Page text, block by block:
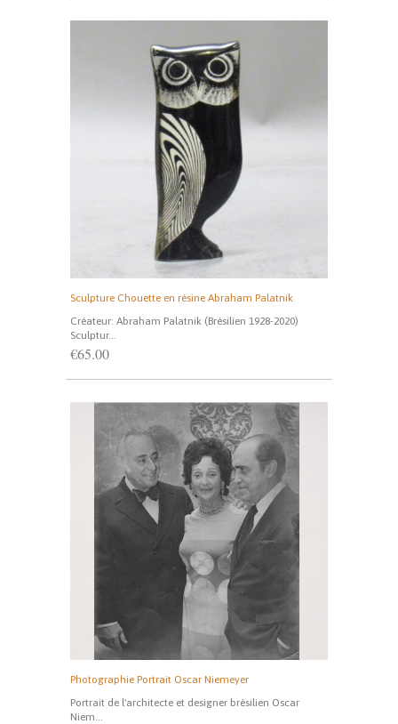
Sculpture Chouette en résine Abraham Palatnik
Créateur: Abraham Palatnik (Brésilien 1928-2020)
Sculptur...
€65.00
Photographie Portrait Oscar Niemeyer
Portrait de l'architecte et designer brésilien Oscar
Niem...